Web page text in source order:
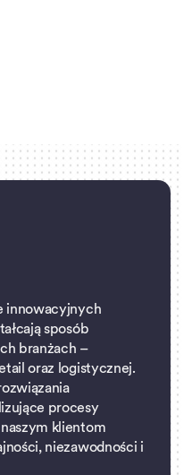
innowacyjnych
sposób
branżach –
oraz logistycznej.
procesy
klientom
niezawodności i